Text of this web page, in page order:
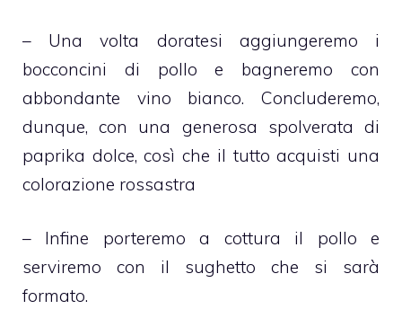
– Una volta doratesi aggiungeremo i
bocconcini di pollo e bagneremo con
abbondante vino bianco. Concluderemo,
dunque, con una generosa spolverata di
paprika dolce, così che il tutto acquisti una
colorazione rossastra
– Infine porteremo a cottura il pollo e
serviremo con il sughetto che si sarà
formato.